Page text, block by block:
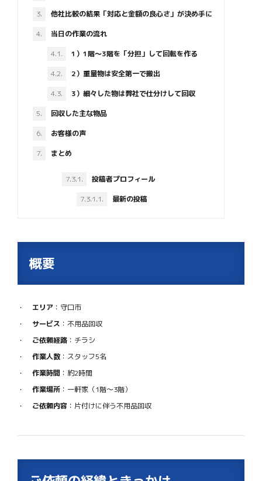
3.
他社比較の結果「対応と金額の良心さ」が決め手に
4.
当日の作業の流れ
4.1.
1）1階〜3階を「分担」して回転を作る
4.2.
2）重量物は安全第一で搬出
4.3.
3）細々した物は弊社で仕分けして回収
5.
回収した主な物品
6.
お客様の声
7.
まとめ
7.3.1.
投稿者プロフィール
7.3.1.1.
最新の投稿
概要
エリア ：守口市
サービス ：不用品回収
ご依頼経路 ：チラシ
作業人数 ：スタッフ5名
作業時間 ：約2時間
作業場所 ：一軒家（1階〜3階）
ご依頼内容 ：片付けに伴う不用品回収